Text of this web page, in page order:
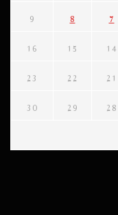
7
8
9
14
15
16
21
22
23
28
29
30